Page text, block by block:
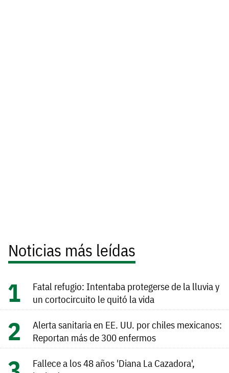
Noticias más leídas
Fatal refugio: Intentaba protegerse de la lluvia y
un cortocircuito le quitó la vida
Alerta sanitaria en EE. UU. por chiles mexicanos:
Reportan más de 300 enfermos
Fallece a los 48 años 'Diana La Cazadora',